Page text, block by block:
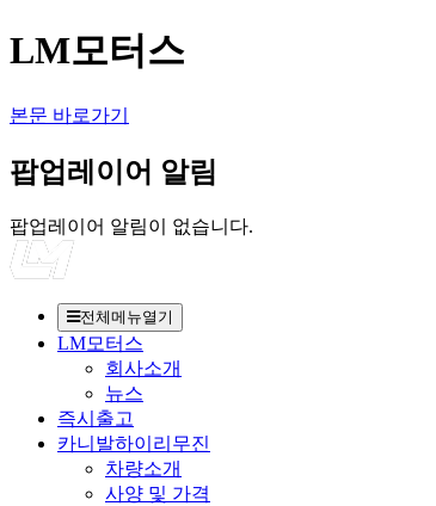
LM모터스
본문 바로가기
팝업레이어 알림
팝업레이어 알림이 없습니다.
전체메뉴열기
LM모터스
회사소개
뉴스
즉시출고
카니발하이리무진
차량소개
사양 및 가격